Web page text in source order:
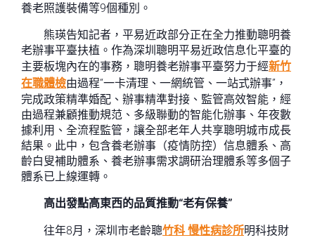
養老照護裝備等9個種別。
熊瑛告知記者，平易近政部分正在全力推動聰明養
老辦事平臺扶植。作為深圳聰明平易近政信息化平臺的
主要板塊內在的事務，聰明養老辦事平臺努力于經新竹
在職體檢由過程“一卡清理、一網統管、一站式辦事”，
完成政策精準婚配、辦事精準對接、監管高效智能，經
由過程兼顧推動規范、多級聯動的智能化辦事、年夜數
據利用、全流程監管，讓全部老年人共享聰明城市成長
結果。此中，包含養老辦事（疫情防控）信息體系、高
齡白叟補助體系、養老辦事需求調研治理體系等多個子
體系已上線運轉。
高出發點高東西的品質推動“老有保養”
往年8月，深圳市老齡聰竹科 慢性病診所明科技財